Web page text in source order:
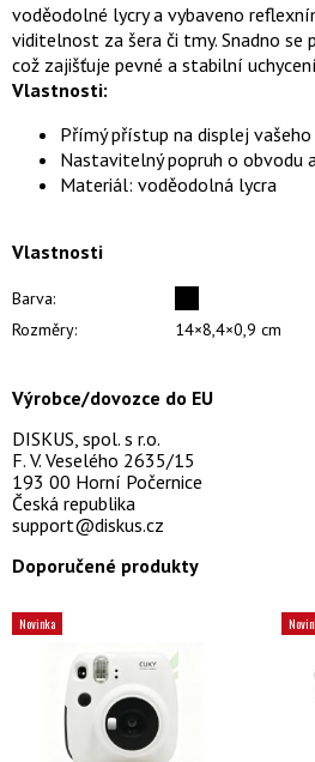
voděodolné lycry a vybaveno
viditelnost za šera či tmy. Snadno se
což zajišťuje pevné a stabilní
Vlastnosti:
Přímý přístup na displej
Nastavitelný popruh o obvodu
Materiál: voděodolná lycra
Vlastnosti
Barva:
Rozměry:
14×8,4×0,9 cm
Výrobce/dovozce do EU
DISKUS, spol. s r.o.
F. V. Veselého 2635/15
193 00 Horní Počernice
Česká republika
support@diskus.cz
Doporučené produkty
Novinka